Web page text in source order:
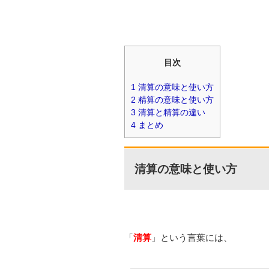
目次
1 清算の意味と使い方
2 精算の意味と使い方
3 清算と精算の違い
4 まとめ
清算の意味と使い方
「清算 」という言葉には、